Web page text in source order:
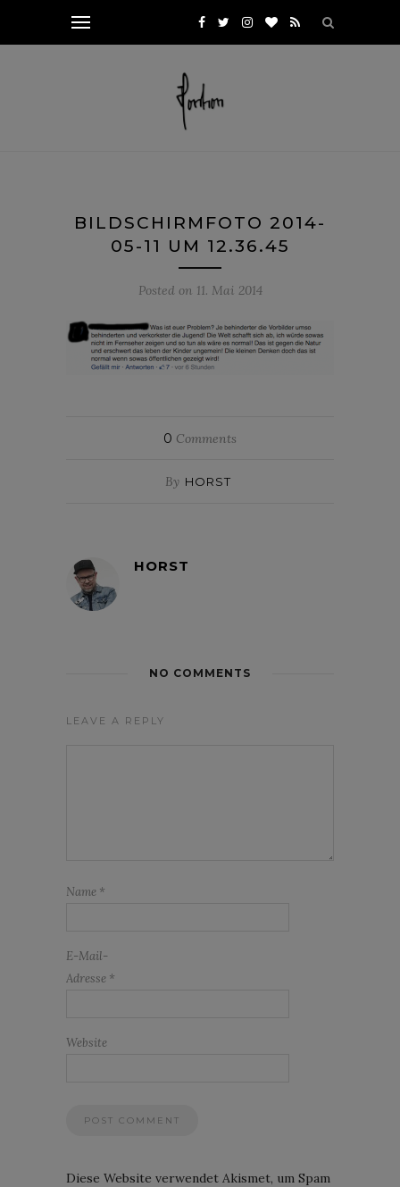
BILDSCHIRMFOTO 2014-
05-11 UM 12.36.45
Posted on 11. Mai 2014
0 Comments
By HORST
HORST
NO COMMENTS
LEAVE A REPLY
Name *
E-Mail-
Adresse *
Website
Diese Website verwendet Akismet, um Spam